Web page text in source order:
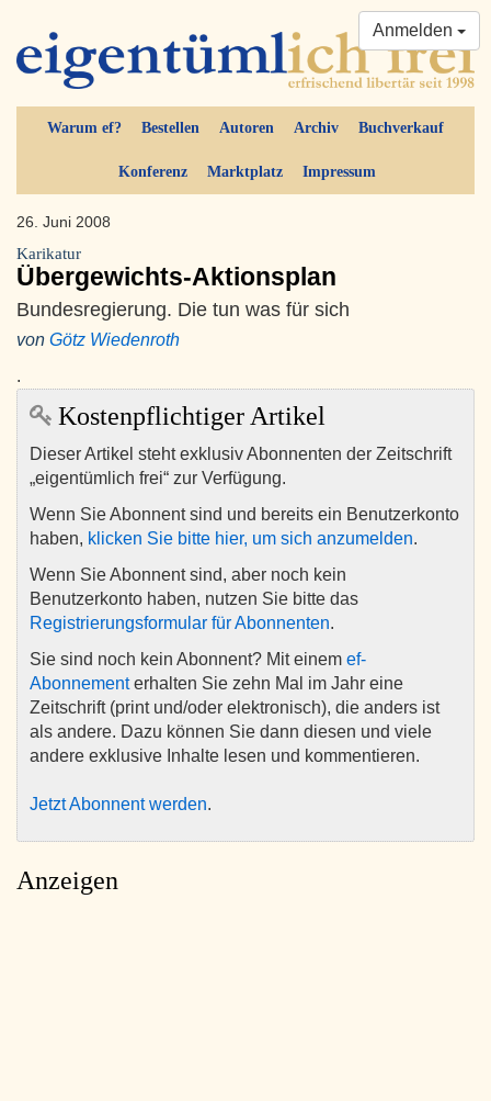
Warum ef? Bestellen Autoren Archiv Buchverkauf
Konferenz Marktplatz Impressum
Anmelden
26. Juni 2008
Karikatur
Übergewichts-Aktionsplan
Bundesregierung. Die tun was für sich
von Götz Wiedenroth
.
Kostenpflichtiger Artikel
Dieser Artikel steht exklusiv Abonnenten der Zeitschrift
„eigentümlich frei“ zur Verfügung.
Wenn Sie Abonnent sind und bereits ein Benutzerkonto
haben, klicken Sie bitte hier, um sich anzumelden.
Wenn Sie Abonnent sind, aber noch kein
Benutzerkonto haben, nutzen Sie bitte das
Registrierungsformular für Abonnenten.
Sie sind noch kein Abonnent? Mit einem ef-
Abonnementerhalten Sie zehn Mal im Jahr eine
Zeitschrift (print und/oder elektronisch), die anders ist
als andere. Dazu können Sie dann diesen und viele
andere exklusive Inhalte lesen und kommentieren.
Jetzt Abonnent werden.
Anzeigen